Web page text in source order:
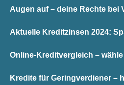
Augen auf – deine Rechte bei
Aktuelle Kreditzinsen 2024:
Online-Kreditvergleich –
Kredite für Geringverdiener –